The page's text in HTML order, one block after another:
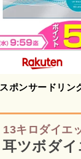
スポンサードリン
13キロダイエ
耳ツボダ